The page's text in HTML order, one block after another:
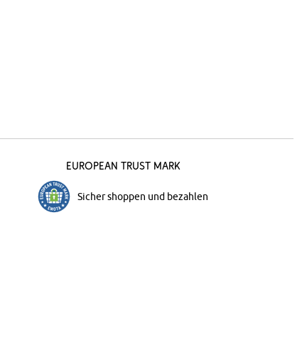
European Trust Mark
Sicher shoppen und bezahlen